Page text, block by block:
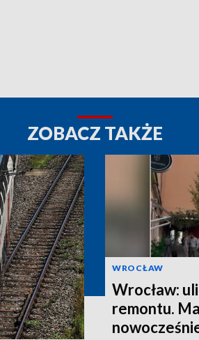
ZOBACZ TAKŻE
WROCŁAW
Wrocław:
remontu.